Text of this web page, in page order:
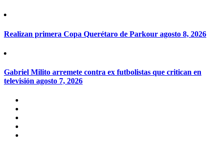
Realizan primera Copa Querétaro de Parkour agosto 8, 2026
Gabriel Milito arremete contra ex futbolistas que critican en
televisión agosto 7, 2026